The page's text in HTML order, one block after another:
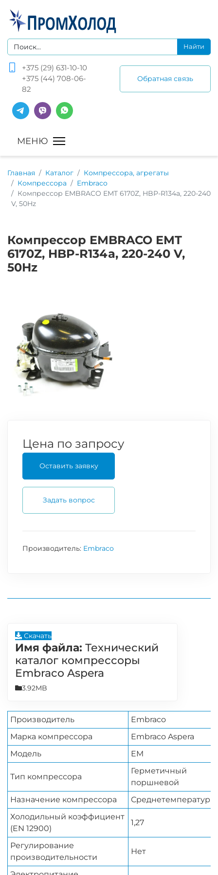
+375 (29) 631-10-10
+375 (44) 708-06-
82
Обратная связь
Главная Каталог
Компрессора, агрегаты
Компрессора
Embraco
Компрессор EMBRACO EMT 6170Z, HBP-R134a, 220-240
V, 50Hz
Компрессор EMBRACO EMT
6170Z, HBP-R134a, 220-240 V,
50Hz
Цена по запросу
Оставить заявку
Задать вопрос
Производитель: Embraco
Скачать
Имя файла: Технический
каталог компрессоры
Embraco Aspera
3.92MB
Производитель
Embraco
Марка компрессора
Embraco Aspera
Модель
EM
Тип компрессора
Герметичный
поршневой
Назначение компрессора
Холодильный коэффициент
(EN 12900)
1,27
Регулирование
производительности
Нет